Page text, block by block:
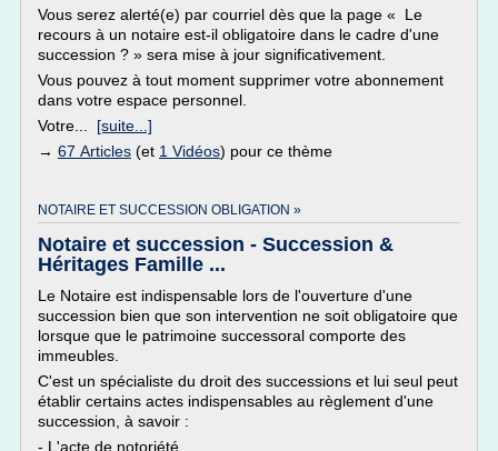
Vous serez alerté(e) par courriel dès que la page « Le
recours à un notaire est-il obligatoire dans le cadre d'une
succession ? » sera mise à jour significativement.
Vous pouvez à tout moment supprimer votre abonnement
dans votre espace personnel.
Votre... [suite...]
→ 67 Articles (et 1 Vidéos) pour ce thème
NOTAIRE ET SUCCESSION OBLIGATION »
Notaire et succession - Succession &
Héritages Famille ...
Le Notaire est indispensable lors de l'ouverture d'une
succession bien que son intervention ne soit obligatoire que
lorsque que le patrimoine successoral comporte des
immeubles.
C'est un spécialiste du droit des successions et lui seul peut
établir certains actes indispensables au règlement d'une
succession, à savoir :
- L'acte de notoriété,